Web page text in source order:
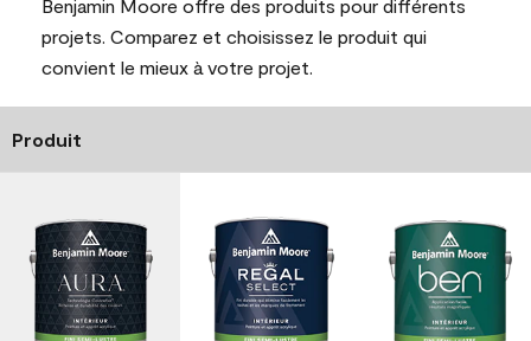
Benjamin Moore offre des produits pour différents
projets. Comparez et choisissez le produit qui
convient le mieux à votre projet.
Produit